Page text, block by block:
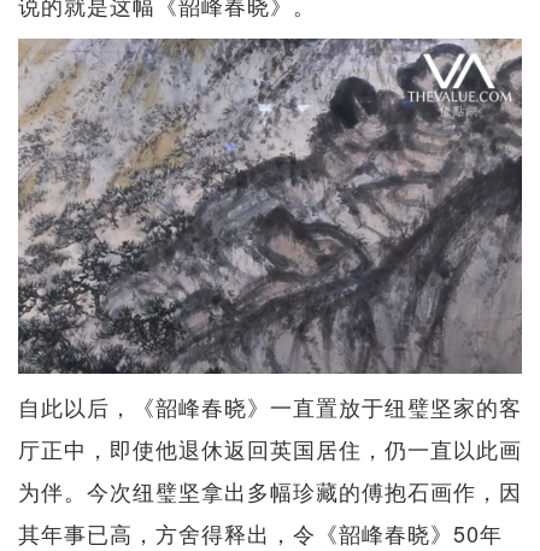
自此以后，《韶峰春晓》一直置放于纽璧坚家的客
厅正中，即使他退休返回英国居住，仍一直以此画
为伴。今次纽璧坚拿出多幅珍藏的傅抱石画作，因
其年事已高，方舍得释出，令《韶峰春晓》50年